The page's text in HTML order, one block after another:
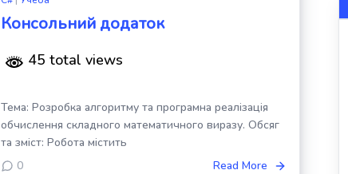
Консольний додаток
45 total views
Тема: Розробка алгоритму та програмна реалізація
обчислення складного математичного виразу. Обсяг
та зміст: Робота містить
0
Read More